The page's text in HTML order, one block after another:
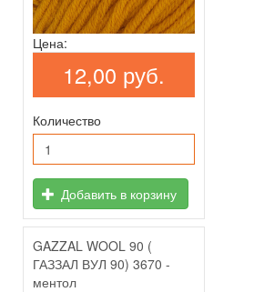
Цена:
12,00 руб.
Количество
Добавить в корзину
GAZZAL WOOL 90 (
ГАЗЗАЛ ВУЛ 90) 3670 -
ментол